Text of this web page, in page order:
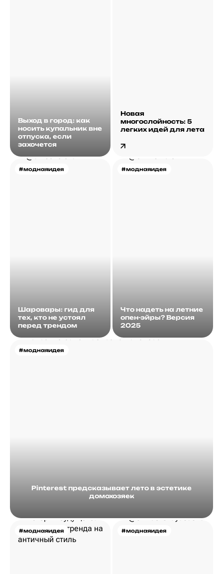
Выход в город: как
носить купальник вне
отпуска, если
захочется
Новая
многослойность: 5
легких идей для лета
#моднаяидея
Шаровары: гид для
тех, кто не устоял
перед трендом
#моднаяидея
Что надеть на летние
опен-эйры? Версия
2025
#моднаяидея
Pinterest предсказывает лето в эстетике
домохозяек
#моднаяидея #моднаяидея